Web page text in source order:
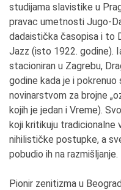
studijama slavistike u
pravac umetnosti Jugo-
dadaistička časopisa i to
Jazz (isto 1922. godine).
stacioniran u Zagrebu,
godine kada je i
novinarstvom za brojne
kojih je jedan i Vreme).
koji kritikuju tradicionalne
nihilističke postupke, a
pobudio ih na razmišljanje.
Pionir zenitizma u